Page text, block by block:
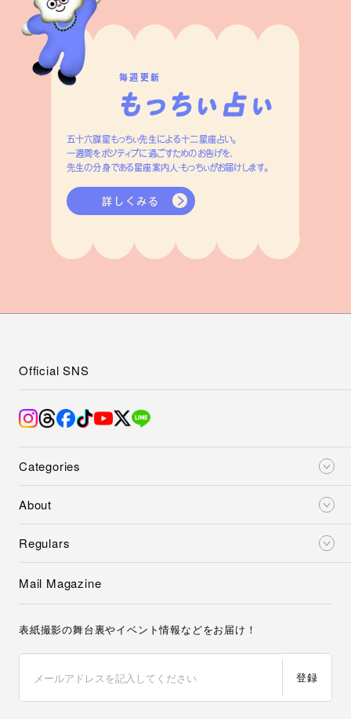
毎週更新
五十六謀星もっちぃ先生による十二星座占い。
一週間をポジティブに過ごすためのお告げを、
先生の分身である星座案内人・もっちぃがお届けします。
詳しくみる
Categories
About
Regulars
Official SNS
Mail Magazine
表紙撮影の舞台裏やイベント情報などをお届け！
登録